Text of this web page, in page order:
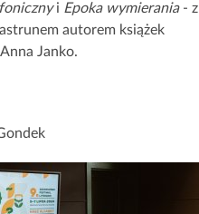
i Epoka wymierania- z
autorem książek
Janko.